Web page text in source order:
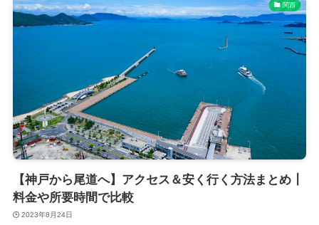
関西
【神戸から尾道へ】アクセス＆安く行く方法まとめ┃
料金や所要時間で比較
2023年8月24日